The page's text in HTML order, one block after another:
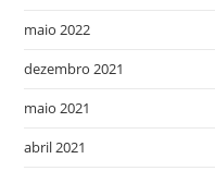
maio 2022
dezembro 2021
maio 2021
abril 2021